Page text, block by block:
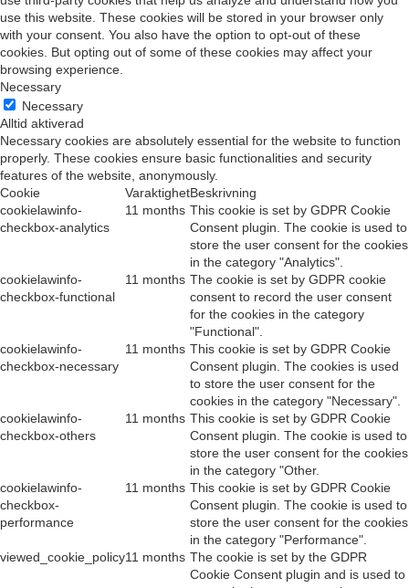
use this website. These cookies will be stored in your browser only
with your consent. You also have the option to opt-out of these
cookies. But opting out of some of these cookies may affect your
browsing experience.
Necessary
Necessary
Alltid aktiverad
Necessary cookies are absolutely essential for the website to function
properly. These cookies ensure basic functionalities and security
features of the website, anonymously.
Cookie
VaraktighetBeskrivning
cookielawinfo-
checkbox-analytics
11 months This cookie is set by GDPR Cookie
Consent plugin. The cookie is used to
store the user consent for the cookies
in the category "Analytics".
cookielawinfo-
checkbox-functional
11 months The cookie is set by GDPR cookie
consent to record the user consent
for the cookies in the category
"Functional".
cookielawinfo-
checkbox-necessary
11 months This cookie is set by GDPR Cookie
Consent plugin. The cookies is used
to store the user consent for the
cookies in the category "Necessary".
cookielawinfo-
checkbox-others
11 months This cookie is set by GDPR Cookie
Consent plugin. The cookie is used to
store the user consent for the cookies
in the category "Other.
cookielawinfo-
checkbox-
performance
11 months This cookie is set by GDPR Cookie
Consent plugin. The cookie is used to
store the user consent for the cookies
in the category "Performance".
viewed_cookie_policy11 months The cookie is set by the GDPR
Cookie Consent plugin and is used to